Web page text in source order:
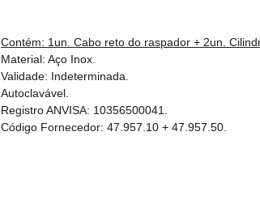
Contém: 1un. Cabo reto do raspador + 2un.
Material: Aço Inox.
Validade: Indeterminada.
Autoclavável.
Registro ANVISA: 10356500041.
Código Fornecedor: 47.957.10 + 47.957.50.